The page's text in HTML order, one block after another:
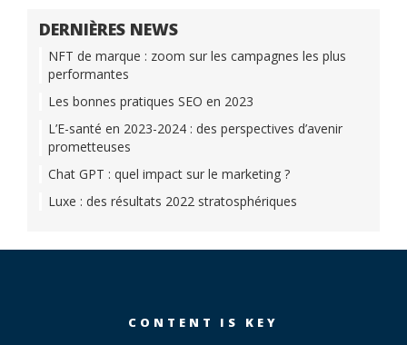
DERNIÈRES NEWS
NFT de marque : zoom sur les campagnes les plus
performantes
Les bonnes pratiques SEO en 2023
L’E-santé en 2023-2024 : des perspectives d’avenir
prometteuses
Chat GPT : quel impact sur le marketing ?
Luxe : des résultats 2022 stratosphériques
CONTENT IS KEY